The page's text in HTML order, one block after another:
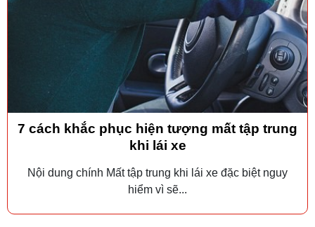
7 cách khắc phục hiện tượng mất tập trung
khi lái xe
Nội dung chính Mất tập trung khi lái xe đặc biệt nguy
hiểm vì sẽ...